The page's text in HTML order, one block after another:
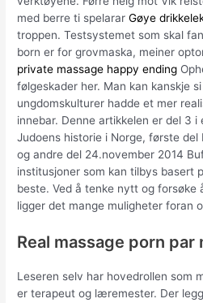
med berre ti spelararGøye
troppen. Testsystemet som skal
born er for grovmaska, meiner
private massage happy ending
følgeskader her. Man kan kanskje
ungdomskulturer hadde et mer
innebar. Denne artikkelen er del 3
Judoens historie i Norge, første del
og andre del 24.november 2014
institusjoner som kan tilbys basert
beste. Ved å tenke nytt og forsøke
ligger det mange muligheter foran
Real massage porn par
Leseren selv har hovedrollen som
er terapeut og læremester. Der